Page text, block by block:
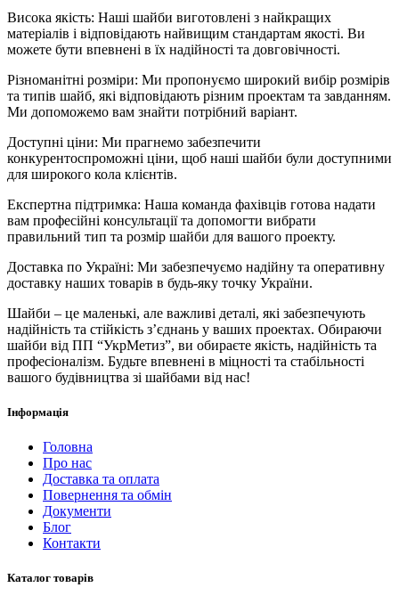
Висока якість: Наші шайби виготовлені з найкращих
матеріалів і відповідають найвищим стандартам якості. Ви
можете бути впевнені в їх надійності та довговічності.
Різноманітні розміри: Ми пропонуємо широкий вибір розмірів
та типів шайб, які відповідають різним проектам та завданням.
Ми допоможемо вам знайти потрібний варіант.
Доступні ціни: Ми прагнемо забезпечити
конкурентоспроможні ціни, щоб наші шайби були доступними
для широкого кола клієнтів.
Експертна підтримка: Наша команда фахівців готова надати
вам професійні консультації та допомогти вибрати
правильний тип та розмір шайби для вашого проекту.
Доставка по Україні: Ми забезпечуємо надійну та оперативну
доставку наших товарів в будь-яку точку України.
Шайби – це маленькі, але важливі деталі, які забезпечують
надійність та стійкість з’єднань у ваших проектах. Обираючи
шайби від ПП “УкрМетиз”, ви обираєте якість, надійність та
професіоналізм. Будьте впевнені в міцності та стабільності
вашого будівництва зі шайбами від нас!
Інформація
Головна
Про нас
Доставка та оплата
Повернення та обмін
Документи
Блог
Контакти
Каталог товарів